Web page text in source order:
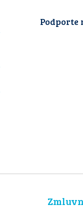
Podporte